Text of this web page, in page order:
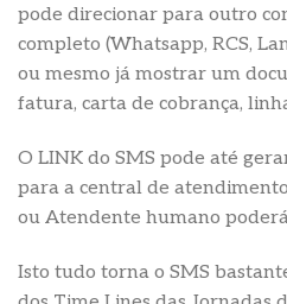
pode direcionar para outro
completo (Whatsapp, RCS,
ou mesmo já mostrar um
fatura, carta de cobrança,
O LINK do SMS pode até
para a central de
ou Atendente humano
Isto tudo torna o SMS